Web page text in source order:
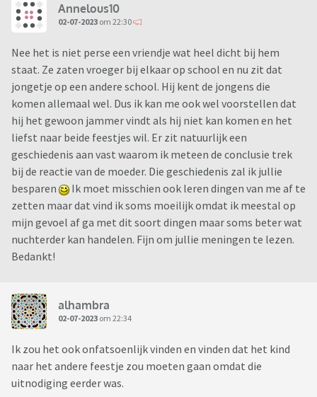
Annelous10
02-07-2023 om 22:30
Nee het is niet perse een vriendje wat heel dicht bij hem
staat. Ze zaten vroeger bij elkaar op school en nu zit dat
jongetje op een andere school. Hij kent de jongens die
komen allemaal wel. Dus ik kan me ook wel voorstellen dat
hij het gewoon jammer vindt als hij niet kan komen en het
liefst naar beide feestjes wil. Er zit natuurlijk een
geschiedenis aan vast waarom ik meteen de conclusie trek
bij de reactie van de moeder. Die geschiedenis zal ik jullie
besparen
Ik moet misschien ook leren dingen van me af te
zetten maar dat vind ik soms moeilijk omdat ik meestal op
mijn gevoel af ga met dit soort dingen maar soms beter wat
nuchterder kan handelen. Fijn om jullie meningen te lezen.
Bedankt!
alhambra
02-07-2023 om 22:34
Ik zou het ook onfatsoenlijk vinden en vinden dat het kind
naar het andere feestje zou moeten gaan omdat die
uitnodiging eerder was.